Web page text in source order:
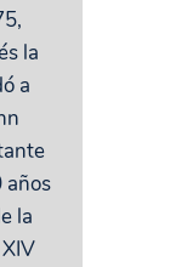
la
a
años
la